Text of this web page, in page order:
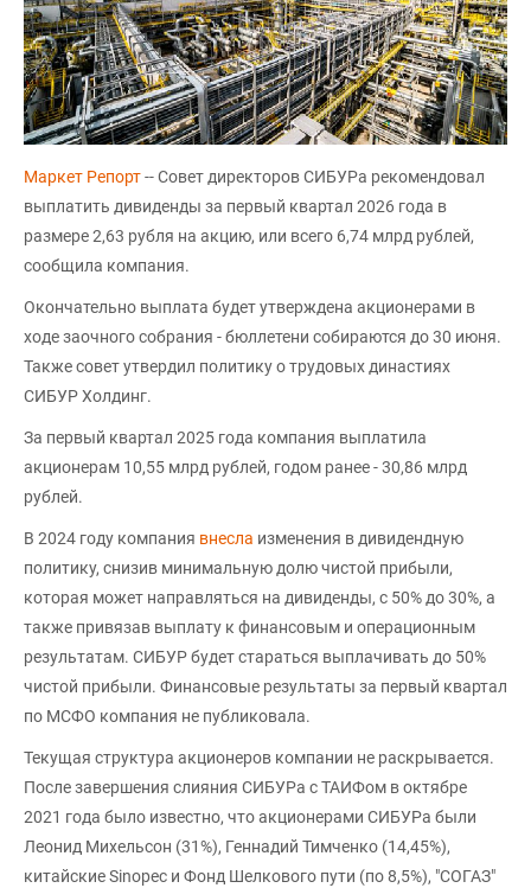
Маркет Репорт-- Совет директоров СИБУРа рекомендовал
выплатить дивиденды за первый квартал 2026 года в
размере 2,63 рубля на акцию, или всего 6,74 млрд рублей,
сообщила компания.
Окончательно выплата будет утверждена акционерами в
ходе заочного собрания - бюллетени собираются до 30 июня.
Также совет утвердил политику о трудовых династиях
СИБУР Холдинг.
За первый квартал 2025 года компания выплатила
акционерам 10,55 млрд рублей, годом ранее - 30,86 млрд
рублей.
В 2024 году компания внесла изменения в дивидендную
политику, снизив минимальную долю чистой прибыли,
которая может направляться на дивиденды, с 50% до 30%, а
также привязав выплату к финансовым и операционным
результатам. СИБУР будет стараться выплачивать до 50%
чистой прибыли. Финансовые результаты за первый квартал
по МСФО компания не публиковала.
Текущая структура акционеров компании не раскрывается.
После завершения слияния СИБУРа с ТАИФом в октябре
2021 года было известно, что акционерами СИБУРа были
Леонид Михельсон (31%), Геннадий Тимченко (14,45%),
китайские Sinopec и Фонд Шелкового пути (по 8,5%), "СОГАЗ"